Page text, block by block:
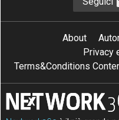
About
Privacy
Terms&Conditions